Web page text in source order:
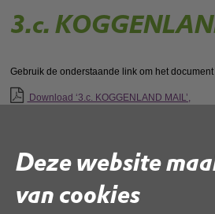
Deze website
van cookies
3.c.
Gebruik de onderstaande link om het
Download ‘3.c. KOGGENLAND MAIL’,
Deel deze pagina